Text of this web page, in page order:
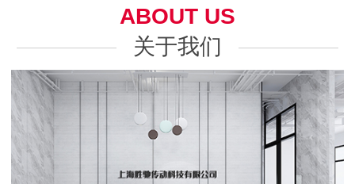
ABOUT US
关于我们